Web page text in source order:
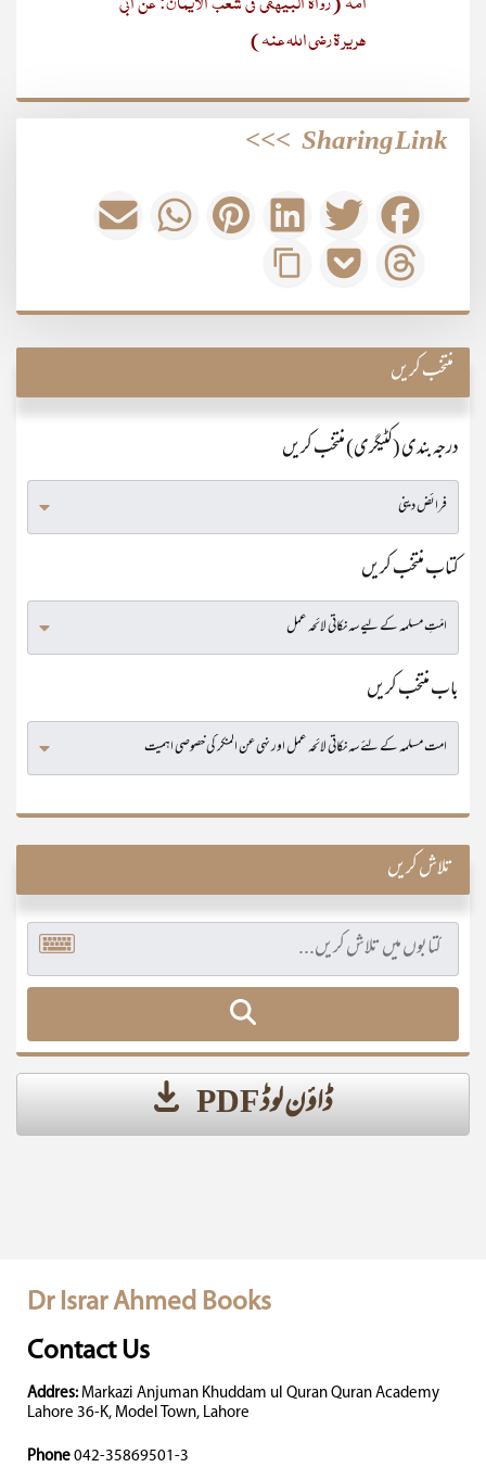
ھریرۃ رضی اللہ عنہ )
Sharing Link
>>>
منتخب کریں
درجہ بندی (کٹیگری) منتخب کریں
کتاب منتخب کریں
باب منتخب کریں
تلاش کریں
ڈاؤن لوڈ PDF
Dr Israr Ahmed Books
Contact Us
Addres: Markazi Anjuman Khuddam ul Quran Quran Academy
Lahore 36-K, Model Town, Lahore
Phone 042-35869501-3